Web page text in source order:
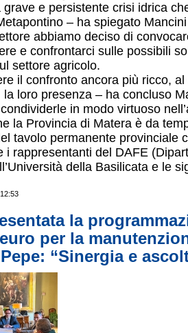
grave e persistente crisi idrica
– ha spiegato
abbiamo deciso di
e confrontarci sulle possibili
settore agricolo.
il confronto ancora più ricco,
loro presenza – ha concluso
in modo virtuoso
la Provincia di Matera è da
tavolo permanente provinciale
i rappresentanti del DAFE
della Basilicata e le
la
per la
“Sinergia e